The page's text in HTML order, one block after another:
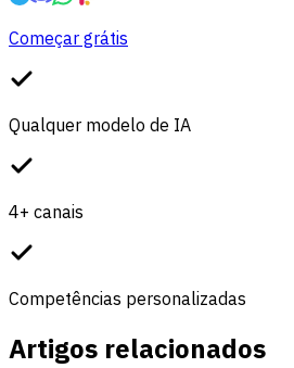
Começar grátis
Qualquer modelo de IA
4+ canais
Competências personalizadas
Artigos relacionados